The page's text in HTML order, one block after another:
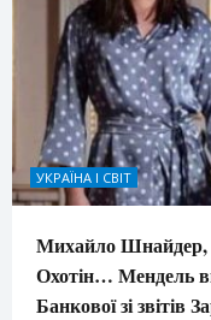
УКРАЇНА І СВІТ
Михайло Шнайдер,
Охотін… Мендель
Банкової зі звітів